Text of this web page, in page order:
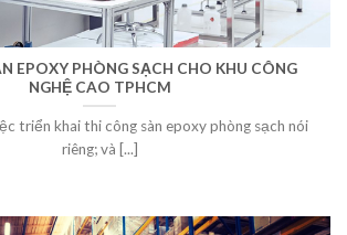
EPOXY PHÒNG SẠCH CHO KHU CÔNG
NGHỆ CAO TPHCM
triển khai thi công sàn epoxy phòng sạch nói
riêng; và [...]